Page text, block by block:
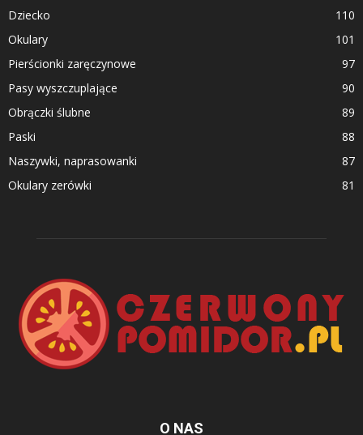
Dziecko
110
Okulary
101
Pierścionki zaręczynowe
97
Pasy wyszczuplające
90
Obrączki ślubne
89
Paski
88
Naszywki, naprasowanki
87
Okulary zerówki
81
O NAS